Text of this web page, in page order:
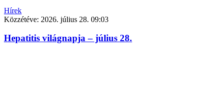
Hírek
Közzétéve: 2026. július 28. 09:03
Hepatitis világnapja – július 28.